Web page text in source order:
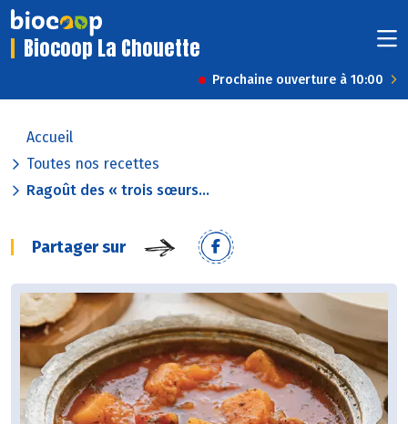
Biocoop La Chouette
Prochaine ouverture à 10:00
Accueil
Toutes nos recettes
Ragoût des « trois sœurs...
Partager sur